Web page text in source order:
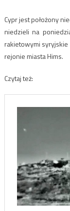
Cypr jest położony
niedzieli na
rakietowymi
rejonie miasta Hims.
Czytaj też: